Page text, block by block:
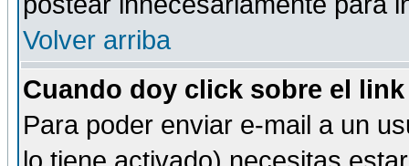
Volver arriba
Cuando doy click sobre el
Para poder enviar e-mail a un